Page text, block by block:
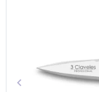
Anterior
keyboard_arrow_left